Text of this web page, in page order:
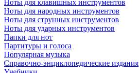
Ноты для клавишных инструментов
Ноты для народных инструментов
Ноты для струнных инструментов
Ноты для ударных инструментов
Папки для нот
Партитуры и голоса
Популярная музыка
Справочно-энциклопедические издания